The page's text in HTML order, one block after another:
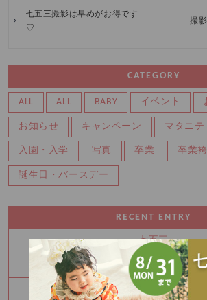
«
七五三撮影は早めがお得です
♡
撮
CATEGORY
ALL ALL BABY イベント
お知らせ キャンペーン マタニテ
入園・入学 写真 卒業 卒業袴
誕生日・バースデー
RECENT ENTRY
七五三
100日祝い撮影もできま
振袖を決めるなら今！